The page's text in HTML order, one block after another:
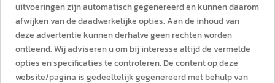
uitvoeringen zijn automatisch gegenereerd en kunnen daarom
afwijken van de daadwerkelijke opties. Aan de inhoud van
deze advertentie kunnen derhalve geen rechten worden
ontleend. Wij adviseren u om bij interesse altijd de vermelde
opties en specificaties te controleren. De content op deze
website/pagina is gedeeltelijk gegenereerd met behulp van